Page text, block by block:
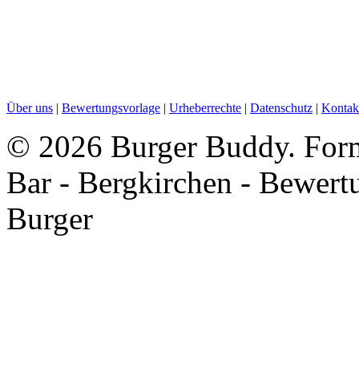
Über uns | Bewertungsvorlage | Urheberrechte | Datenschutz |
© 2026 Burger Buddy.
Bar - Bergkirchen -
Burger